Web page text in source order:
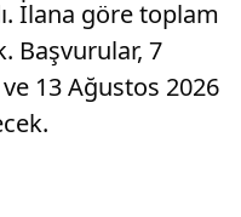
İlana göre toplam
Başvurular, 7
13 Ağustos 2026